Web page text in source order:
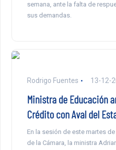
semana, ante la falta de
sus demandas.
Rodrigo Fuentes 13-12-
Ministra de Educación
Crédito con Aval del
En la sesión de este martes
de la Cámara, la ministra